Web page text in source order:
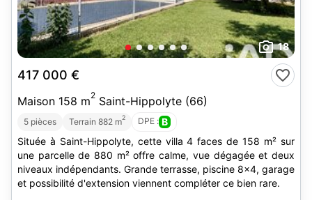
18
417 000 €
Maison 158 m2 Saint-Hippolyte (66)
5 pièces Terrain 882 m2 DPE : B
Située à Saint-Hippolyte, cette villa 4 faces de 158 m² sur
une parcelle de 880 m² offre calme, vue dégagée et deux
niveaux indépendants. Grande terrasse, piscine 8x4, garage
et possibilité d'extension viennent compléter ce bien rare.